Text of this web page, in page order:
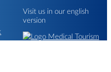
Visit us in our english
version